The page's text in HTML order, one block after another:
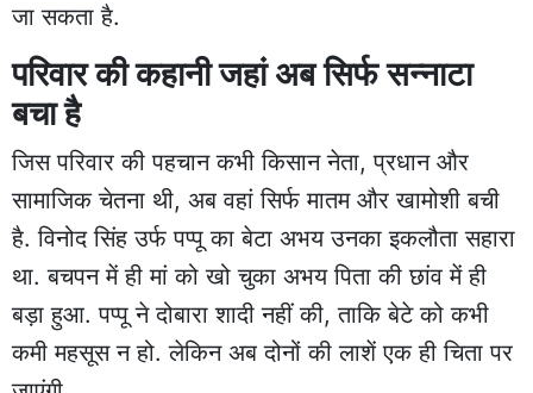
जा सकता है.
परिवार की कहानी जहां अब सिर्फ सन्नाटा
बचा है
जिस परिवार की पहचान कभी किसान नेता, प्रधान और
सामाजिक चेतना थी, अब वहां सिर्फ मातम और खामोशी बची
है. विनोद सिंह उर्फ पप्पू का बेटा अभय उनका इकलौता सहारा
था. बचपन में ही मां को खो चुका अभय पिता की छांव में ही
बड़ा हुआ. पप्पू ने दोबारा शादी नहीं की, ताकि बेटे को कभी
कमी महसूस न हो. लेकिन अब दोनों की लाशें एक ही चिता पर